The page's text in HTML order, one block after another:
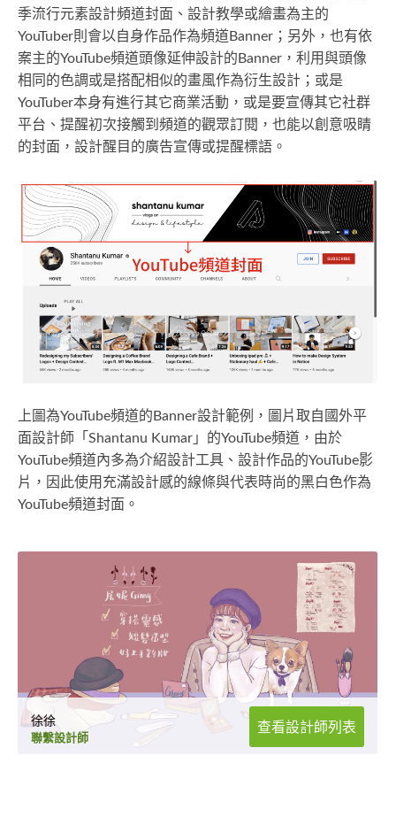
季流行元素設計頻道封面、設計教學或繪畫為主的
YouTuber則會以自身作品作為頻道Banner；另外，也有依
案主的YouTube頻道頭像延伸設計的Banner，利用與頭像
相同的色調或是搭配相似的畫風作為衍生設計；或是
YouTuber本身有進行其它商業活動，或是要宣傳其它社群
平台、提醒初次接觸到頻道的觀眾訂閱，也能以創意吸睛
的封面，設計醒目的廣告宣傳或提醒標語。
上圖為YouTube頻道的Banner設計範例，圖片取自國外平
面設計師「Shantanu Kumar」的YouTube頻道，由於
YouTube頻道內多為介紹設計工具、設計作品的YouTube影
片，因此使用充滿設計感的線條與代表時尚的黑白色作為
YouTube頻道封面。
徐徐
聯繫設計師
查看設計師列表